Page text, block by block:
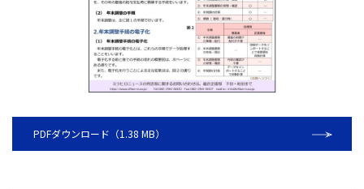
PDFダウンロード（1.38 MB）